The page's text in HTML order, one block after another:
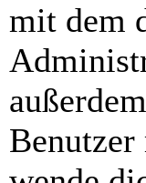
mit dem